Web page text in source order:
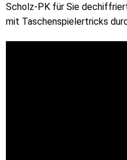
Scholz-PK für Sie
mit Taschenspielertricks